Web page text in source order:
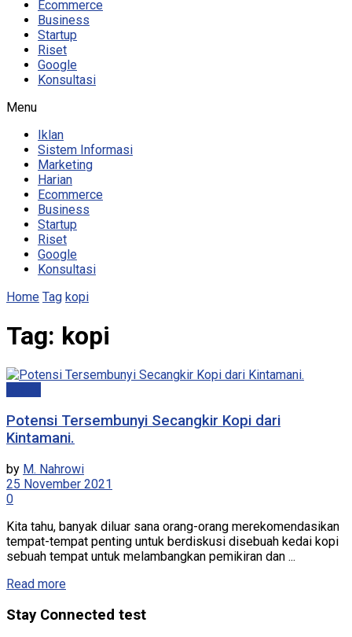
Ecommerce
Business
Startup
Riset
Google
Konsultasi
Menu
Iklan
Sistem Informasi
Marketing
Harian
Ecommerce
Business
Startup
Riset
Google
Konsultasi
Home Tag kopi
Tag: kopi
Potensi Tersembunyi Secangkir Kopi dari
Kintamani.
by M. Nahrowi
25 November 2021
0
Kita tahu, banyak diluar sana orang-orang merekomendasikan
tempat-tempat penting untuk berdiskusi disebuah kedai kopi
sebuah tempat untuk melambangkan pemikiran dan ...
Read more
Stay Connected test